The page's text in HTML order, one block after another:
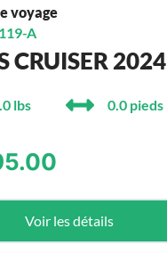
voyage
A
CRUISER 2024
lbs 0.0 pieds
Voir les détails